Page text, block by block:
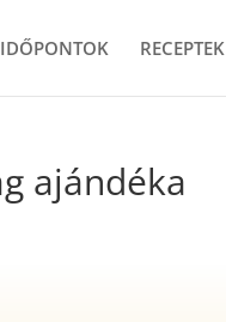
RECEPTEK
ajándéka